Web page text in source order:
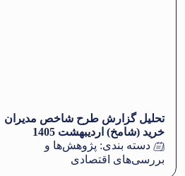
تحلیل گزارش طرح شاخص مدیران
خرید (شامخ) اردیبهشت‌ 1405
دسته بندی: پژوهش‌ها و
بررسی‌های اقتصادی